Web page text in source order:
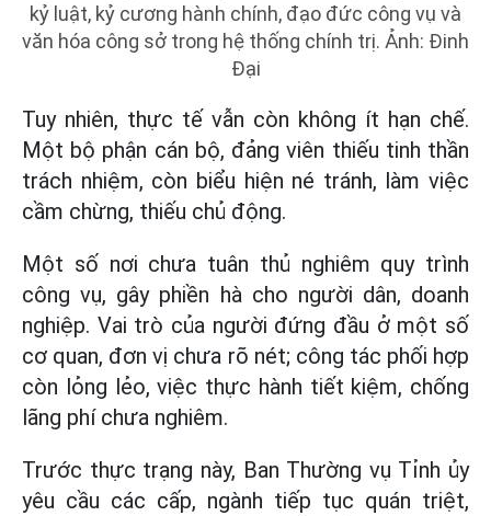
kỷ luật, kỷ cương hành chính, đạo đức công vụ và
văn hóa công sở trong hệ thống chính trị. Ảnh: Đinh
Đại
Tuy nhiên, thực tế vẫn còn không ít hạn chế.
Một bộ phận cán bộ, đảng viên thiếu tinh thần
trách nhiệm, còn biểu hiện né tránh, làm việc
cầm chừng, thiếu chủ động.
Một số nơi chưa tuân thủ nghiêm quy trình
công vụ, gây phiền hà cho người dân, doanh
nghiệp. Vai trò của người đứng đầu ở một số
cơ quan, đơn vị chưa rõ nét; công tác phối hợp
còn lỏng lẻo, việc thực hành tiết kiệm, chống
lãng phí chưa nghiêm.
Trước thực trạng này, Ban Thường vụ Tỉnh ủy
yêu cầu các cấp, ngành tiếp tục quán triệt,